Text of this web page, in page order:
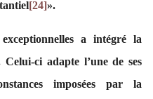
[24]».
a intégré la
ci adapte l’une de ses
imposées par la